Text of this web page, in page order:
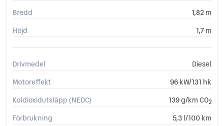
Bredd
1,82 m
Höjd
1,7 m
Drivmedel
Diesel
Motoreffekt
96 kW/131 hk
Koldioxidutsläpp (NEDC)
139 g/km CO2
Förbrukning 5,3 l/100 km